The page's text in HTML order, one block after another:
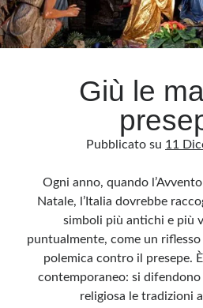
Giù le
Pubblicato su 11
Ogni anno, quando
Natale, l’Italia dovrebbe
simboli più antichi e più
puntualmente, come un
polemica contro il presepe.
contemporaneo: si difendono
religiosa le tradizioni